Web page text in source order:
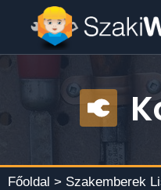
Főoldal > Szakemberek